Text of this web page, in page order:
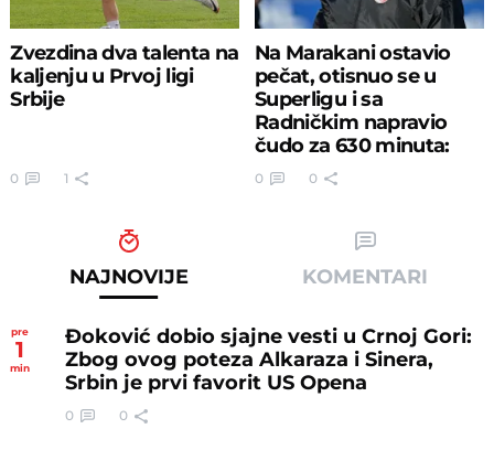
Zvezdina dva talenta na
kaljenju u Prvoj ligi
Srbije
0 1
Na Marakani ostavio
pečat, otisnuo se u
Superligu i sa
Radničkim napravio
čudo za 630 minuta:
"Na kraju su..."
0 0
NAJNOVIJE KOMENTARI
pre
1
min
Đoković dobio sjajne vesti u Crnoj Gori:
Zbog ovog poteza Alkaraza i Sinera,
Srbin je prvi favorit US Opena
0 0